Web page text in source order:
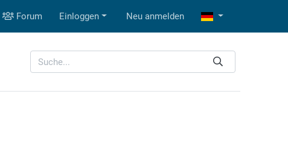
Forum Einloggen Neu anmelden